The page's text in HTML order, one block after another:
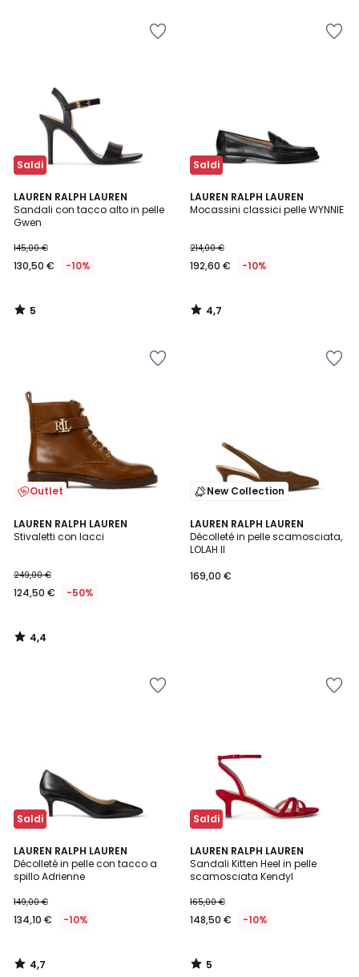
Saldi
LAUREN RALPH LAUREN
Sandali con tacco alto in pelle
Gwen
145,00 €
130,50 € -10%
5
/
5
5
/
Saldi
LAUREN RALPH LAUREN
Mocassini classici pelle WYNNIE
214,00 €
192,60 € -10%
4,7
/ 5
4,7
/
Outlet
LAUREN RALPH LAUREN
Stivaletti con lacci
249,00 €
124,50 € -50%
4,4
/ 5
4,4
/
New Collection
LAUREN RALPH LAUREN
Décolleté in pelle scamosciata,
LOLAH II
169,00 €
Saldi
LAUREN RALPH LAUREN
Décolleté in pelle con tacco a
spillo Adrienne
149,00 €
134,10 € -10%
4,7
/ 5
4,7
/
Saldi
LAUREN RALPH LAUREN
Sandali Kitten Heel in pelle
scamosciata Kendyl
165,00 €
148,50 € -10%
5
/
5
5
/